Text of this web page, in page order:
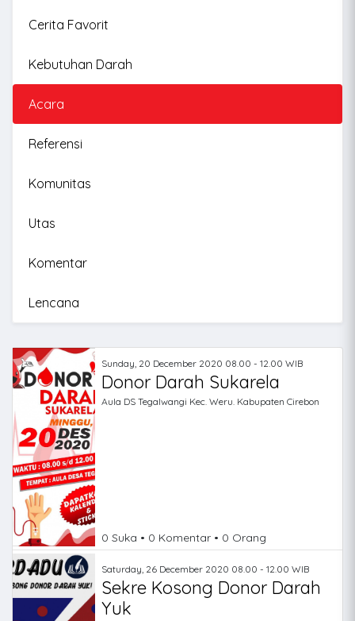
Cerita Favorit
Kebutuhan Darah
Acara
Referensi
Komunitas
Utas
Komentar
Lencana
Sunday, 20 December 2020 08.00 - 12.00 WIB
Donor Darah Sukarela
Aula DS Tegalwangi Kec. Weru. Kabupaten Cirebon
0 Suka • 0 Komentar • 0 Orang
Saturday, 26 December 2020 08.00 - 12.00 WIB
Sekre Kosong Donor Darah
Yuk